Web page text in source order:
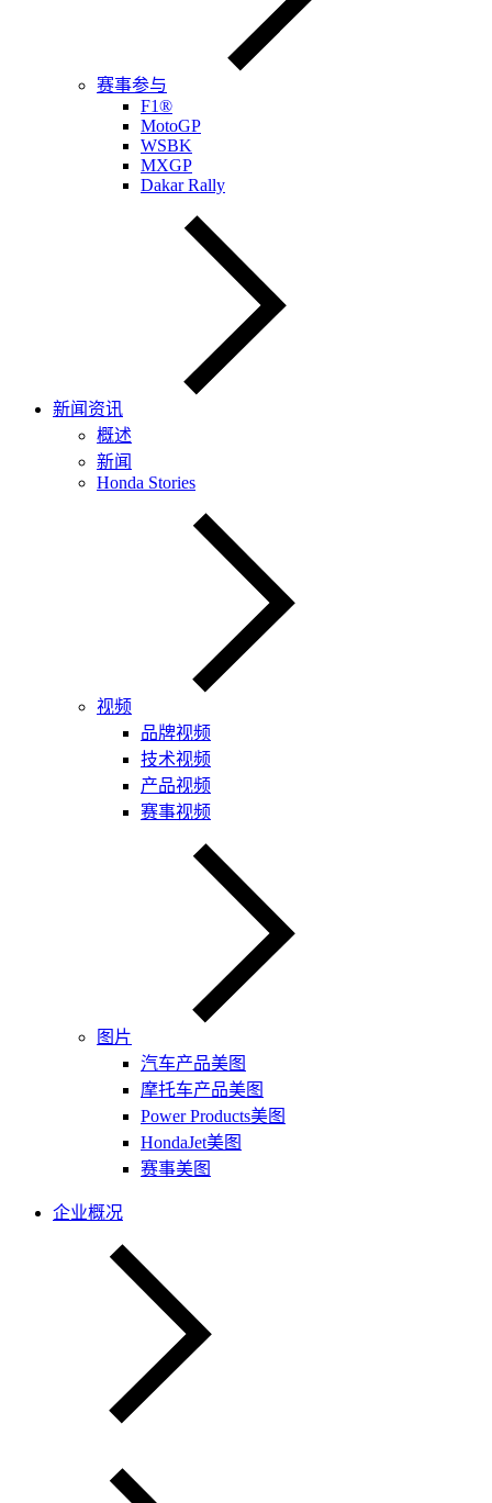
赛事参与
F1®
MotoGP
WSBK
MXGP
Dakar Rally
新闻资讯
概述
新闻
Honda Stories
视频
品牌视频
技术视频
产品视频
赛事视频
图片
汽车产品美图
摩托车产品美图
Power Products美图
HondaJet美图
赛事美图
企业概况